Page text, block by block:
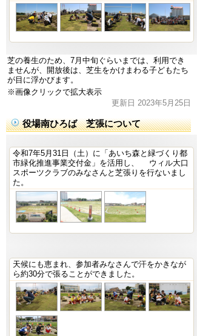
芝の養生のため、7月中旬ぐらいまでは、利用でき
ませんが、開放後は、芝生をかけまわる子どもたち
が目に浮かびます。
※画像クリックで拡大表示
更新日 2023年5月25日
役場南ひろば 芝張について
令和7年5月31日（土）に「あいち森と緑づくり都
市緑化推進事業交付金」を活用し、 ウィル大口
スポーツクラブのみなさんと芝張りを行ないまし
た。
天候にも恵まれ、参加者みなさんで汗をかきなが
ら約30分で張ることができました。